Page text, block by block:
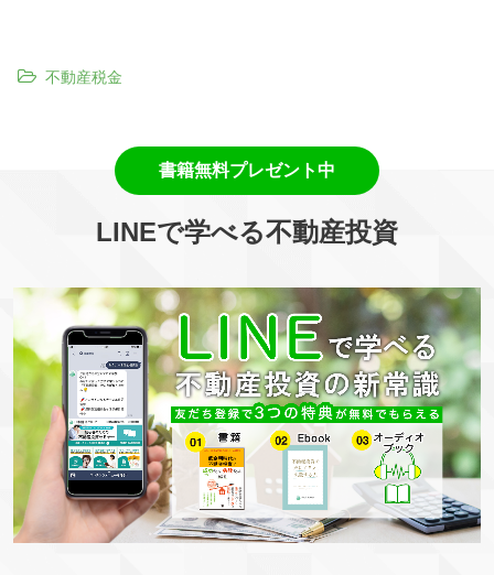
不動産税金
LINEで学べる不動産投資